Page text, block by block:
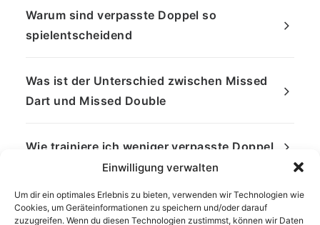
Einwilligung verwalten
Um dir ein optimales Erlebnis zu bieten, verwenden wir Technologien wie
Cookies, um Geräteinformationen zu speichern und/oder darauf
zuzugreifen. Wenn du diesen Technologien zustimmst, können wir Daten
Warum sind verpasste Doppel so
spielentscheidend
Was ist der Unterschied zwischen Missed
Dart und Missed Double
Wie trainiere ich weniger verpasste Doppel